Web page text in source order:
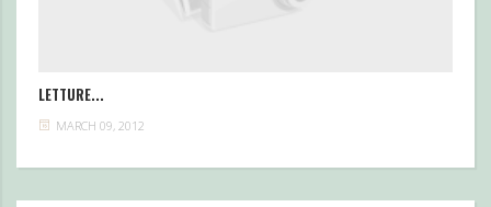
LETTURE...
MARCH 09, 2012